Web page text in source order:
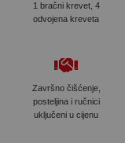
1 bračni krevet, 4
odvojena kreveta
Završno čišćenje,
posteljina i ručnici
uključeni u cijenu